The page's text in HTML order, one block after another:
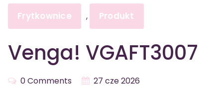
Frytkownice , Produkt
Venga! VGAFT3007
0 Comments 27 cze 2026